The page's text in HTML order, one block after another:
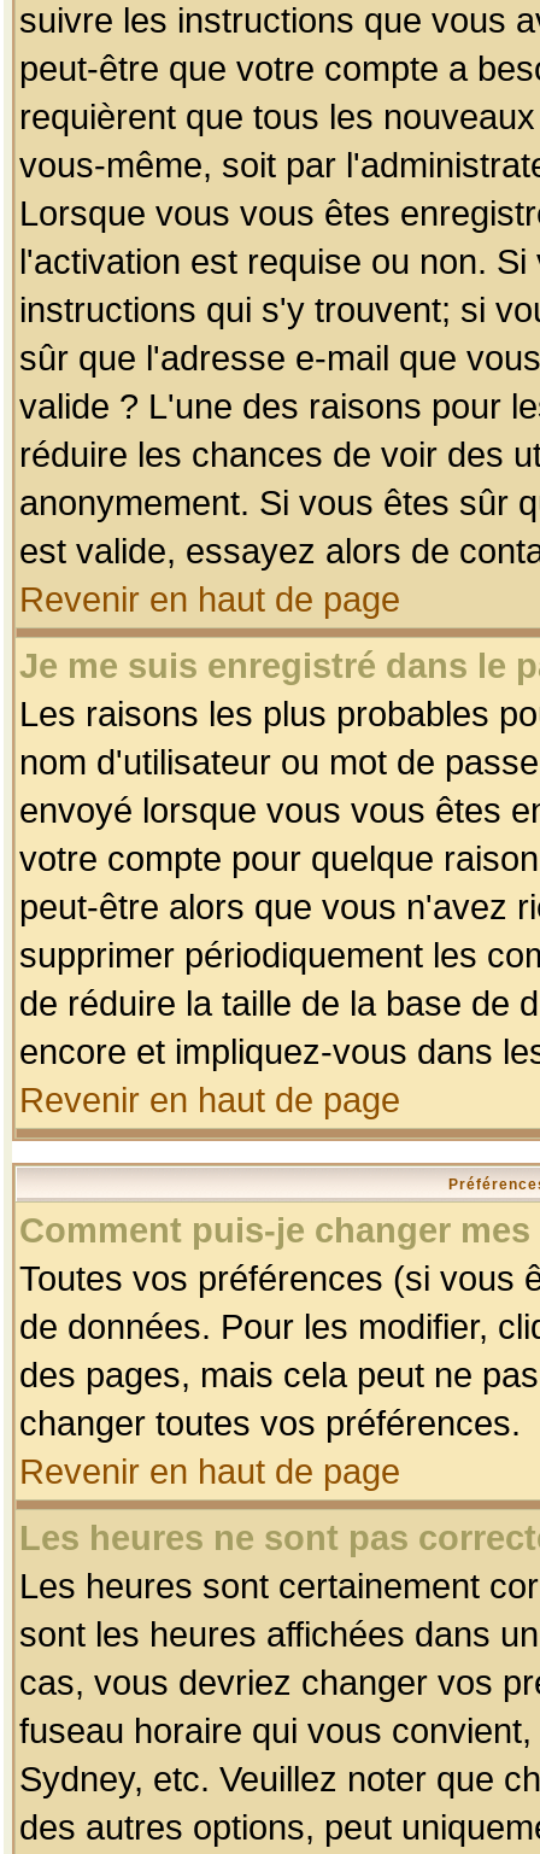
suivre les instructions que vous
peut-être que votre compte a
requièrent que tous les
vous-même, soit par
Lorsque vous vous êtes
l'activation est requise ou non.
instructions qui s'y trouvent; si
sûr que l'adresse e-mail que
valide ? L'une des raisons pour
réduire les chances de voir des
anonymement. Si vous êtes sûr
est valide, essayez alors de
Revenir en haut de page
Je me suis enregistré dans le
Les raisons les plus probables
nom d'utilisateur ou mot de
envoyé lorsque vous vous êtes
votre compte pour quelque
peut-être alors que vous n'avez
supprimer périodiquement les
de réduire la taille de la base de
encore et impliquez-vous dans
Revenir en haut de page
Comment puis-je changer
Toutes vos préférences (si vous
de données. Pour les modifier,
des pages, mais cela peut ne
changer toutes vos préférences.
Revenir en haut de page
Les heures ne sont pas
Les heures sont certainement
sont les heures affichées dans
cas, vous devriez changer vos
fuseau horaire qui vous
Sydney, etc. Veuillez noter que
des autres options, peut